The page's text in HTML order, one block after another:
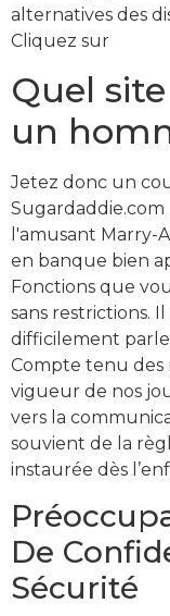
alternatives des
Cliquez sur
Quel
un
Jetez donc un
Sugardaddie.com
l'amusant Marry-
en banque bien
Fonctions que
sans restrictions.
difficilement
Compte tenu des
vigueur de nos
vers la
souvient de la
instaurée dès
De
Sécurité